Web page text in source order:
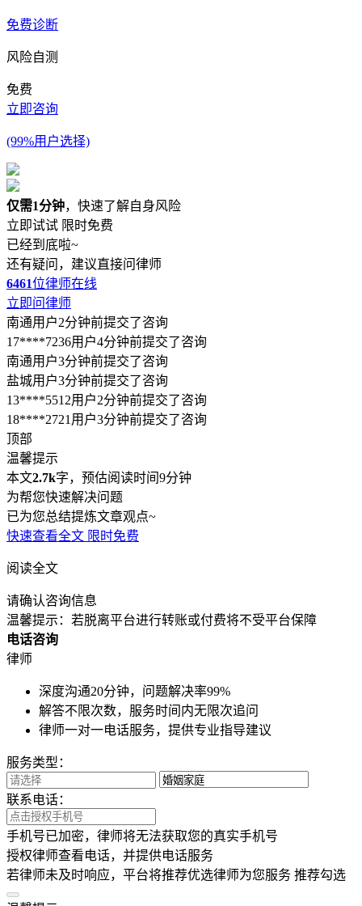
免费诊断
风险自测
免费
立即咨询
(99%用户选择)
仅需1分钟，快速了解自身风险
立即试试 限时免费
已经到底啦~
还有疑问，建议直接问律师
6461位律师在线
立即问律师
南通用户2分钟前提交了咨询
17****7236用户4分钟前提交了咨询
南通用户3分钟前提交了咨询
盐城用户3分钟前提交了咨询
13****5512用户2分钟前提交了咨询
18****2721用户3分钟前提交了咨询
顶部
温馨提示
本文2.7k字，预估阅读时间9分钟
为帮您快速解决问题
已为您总结提炼文章观点~
快速查看全文 限时免费
阅读全文
请确认咨询信息
温馨提示：若脱离平台进行转账或付费将不受平台保障
电话咨询
律师
深度沟通20分钟，问题解决率99%
解答不限次数，服务时间内无限次追问
律师一对一电话服务，提供专业指导建议
服务类型：
联系电话：
手机号已加密，律师将无法获取您的真实手机号
授权律师查看电话，并提供电话服务
若律师未及时响应，平台将推荐优选律师为您服务 推荐勾选